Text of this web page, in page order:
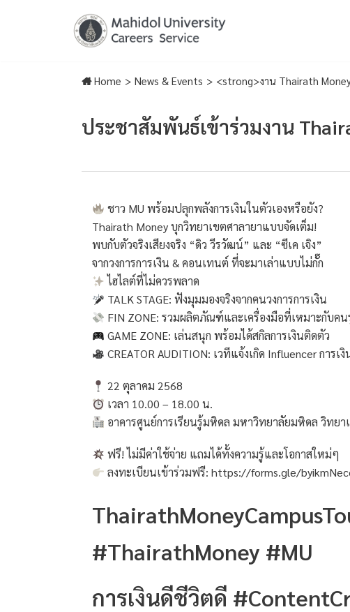
Home > News & Events > <strong>งาน Thairath
ประชาสัมพันธ์เข้าร่วมงาน
ชาว MU พร้อมปลุกพลังการเงินในตัวเองหรือยัง?
Thairath Money บุกวิทยาเขตศาลายาแบบจัดเต็ม!
พบกับตัวจริงเสียงจริง “ดิว วีรวัฒน์” และ “ซีเค เจิง”
จากวงการการเงิน & คอนเทนต์ ที่จะมาเล่าแบบไม่กั๊ก
ไฮไลต์ที่ไม่ควรพลาด
TALK STAGE: ฟังมุมมองจริงจากคนวงการการเงิน
FIN ZONE: รวมผลิตภัณฑ์และเครื่องมือที่เหมาะกับค
GAME ZONE: เล่นสนุก พร้อมได้สกิลการเงินติดตัว
CREATOR AUDITION: เวทีแจ้งเกิด Influencer การเ
22 ตุลาคม 2568
เวลา 10.00 – 18.00 น.
อาคารศูนย์การเรียนรู้มหิดล มหาวิทยาลัยมหิดล วิทยา
ฟรี! ไม่มีค่าใช้จ่าย แถมได้ทั้งความรู้และโอกาสใหม่ๆ
ลงทะเบียนเข้าร่วมฟรี: https://forms.gle/
#ThairathMoney #MU
การเงินดีชีวิตดี